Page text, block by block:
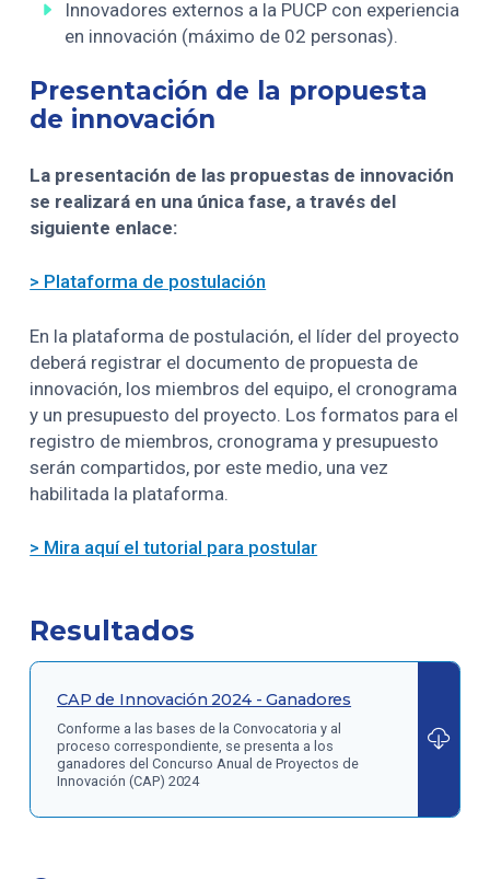
Innovadores externos a la PUCP con experiencia
en innovación (máximo de 02 personas).
Presentación de la propuesta
de innovación
La presentación de las propuestas de innovación
se realizará en una única fase, a través del
siguiente enlace:
> Plataforma de postulación
En la plataforma de postulación, el líder del proyecto
deberá registrar el documento de propuesta de
innovación, los miembros del equipo, el cronograma
y un presupuesto del proyecto. Los formatos para el
registro de miembros, cronograma y presupuesto
serán compartidos, por este medio, una vez
habilitada la plataforma.
> Mira aquí el tutorial para postular
Resultados
CAP de Innovación 2024 - Ganadores
Conforme a las bases de la Convocatoria y al
proceso correspondiente, se presenta a los
ganadores del Concurso Anual de Proyectos de
Innovación (CAP) 2024